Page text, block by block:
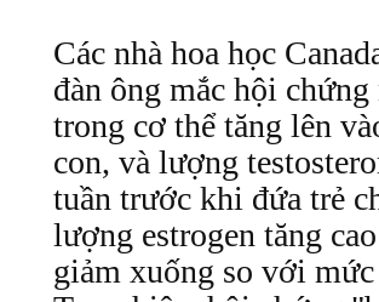
Các nhà hoa học
đàn ông mắc hội
trong cơ thể tăng lên
con, và lượng
tuần trước khi đứa trẻ
lượng estrogen tăng
giảm xuống so với